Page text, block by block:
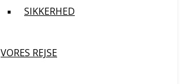
SIKKERHED
VORES REJSE